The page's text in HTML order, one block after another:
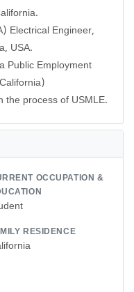
Electrical Engineer,
USA.
Public Employment
OCCUPATION &
RESIDENCE